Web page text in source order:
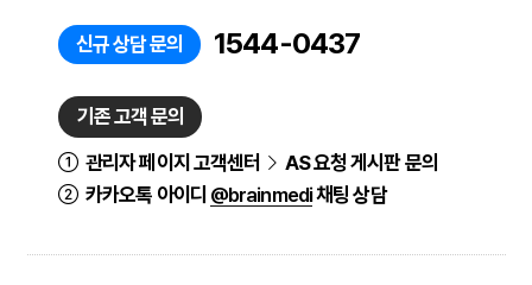
신규 상담 문의 1544-0437
기존 고객 문의
관리자 페이지 고객센터
AS 요청 게시판 문의
카카오톡 아이디 @brainmedi채팅 상담